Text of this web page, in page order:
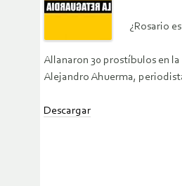
¿Rosario
Allanaron 30 prostíbulos en
Alejandro Ahuerma,
Descargar